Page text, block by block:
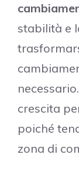
stabilità e
crescita
poiché
zona di